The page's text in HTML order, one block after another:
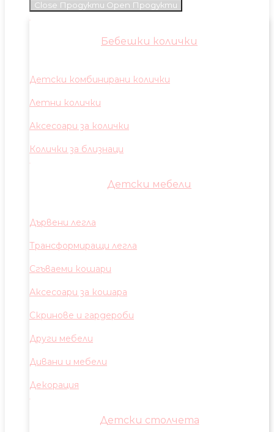
Close Продукти Open Продукти
Бебешки колички
Детски комбинирани колички
Летни колички
Аксесоари за колички
Колички за близнаци
Детски мебели
Дървени легла
Трансформиращи легла
Сгъваеми кошари
Аксесоари за кошара
Скринове и гардероби
Други мебели
Дивани и мебели
Декорация
Детски столчета